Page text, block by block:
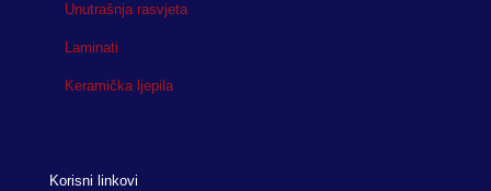
Unutrašnja rasvjeta
Laminati
Keramička ljepila
Korisni linkovi